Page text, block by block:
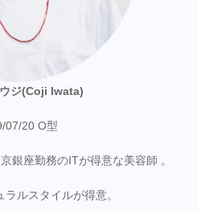
ジ(Coji Iwata)
07/20 O型
銀座勤務のITが得意な美容師 。
ルスタイルが得意。